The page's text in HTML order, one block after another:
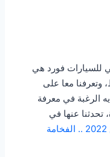
للسيارات فورد هي
وتعرفنا معا على
2022، ومن لديه الرغبة في معرفة
عنها في
فورد تورس 2022 .. الفخامة